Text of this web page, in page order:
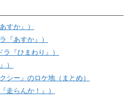
すか』）
『あすか』）
『ひまわり』）
）
シー』のロケ地（まとめ）
走らんか！』）